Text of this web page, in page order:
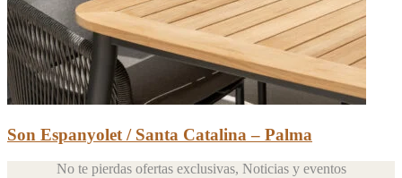
Son Espanyolet / Santa Catalina – Palma
No te pierdas ofertas exclusivas, Noticias y eventos